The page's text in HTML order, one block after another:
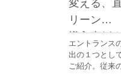
変える、
リーン
導入事例
社 様
エントランス
出の１つとし
ご紹介。従来